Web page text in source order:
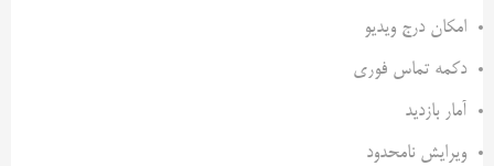
امکان درج ویدیو
دکمه تماس فوری
آمار بازدید
ویرایش نامحدود